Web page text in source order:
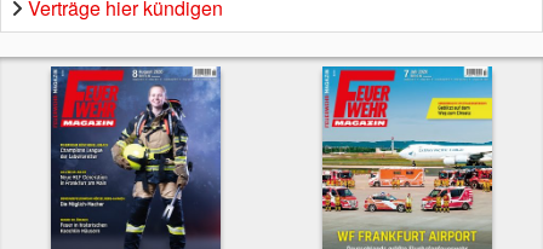
Verträge hier kündigen